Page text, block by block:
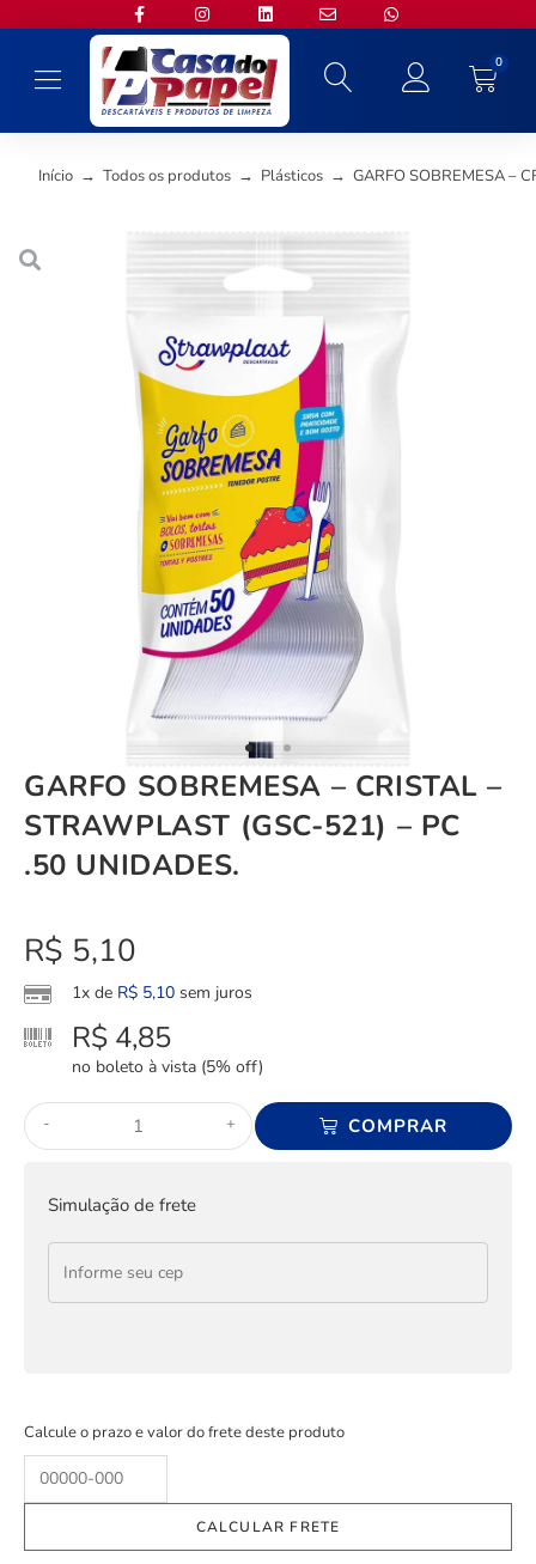
0
Início → Todos os produtos → Plásticos → GARFO SOBREMESA –
GARFO SOBREMESA – CRISTAL –
STRAWPLAST (GSC-521) – PC
.50 UNIDADES.
R$ 5,10
1x de R$ 5,10 sem juros
R$ 4,85
no boleto à vista (5% off)
- + COMPRAR
Simulação de frete
Calcule o prazo e valor do frete deste produto